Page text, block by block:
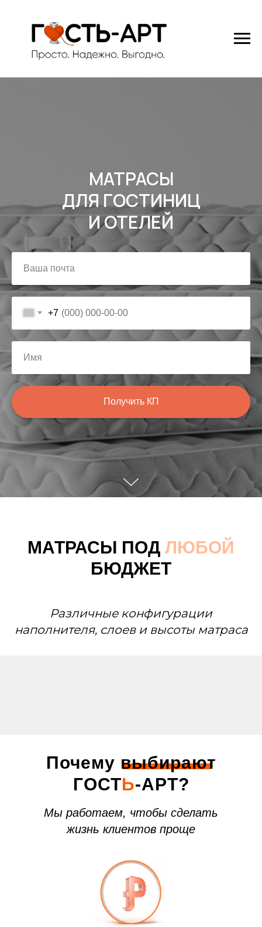
МАТРАСЫ
ДЛЯ ГОСТИНИЦ
И ОТЕЛЕЙ
Ваша почта
+7
Имя
Получить КП
МАТРАСЫ ПОД ЛЮБОЙ
БЮДЖЕТ
Различные конфигурации
наполнителя, слоев и высоты матраса
Почему выбирают
ГОСТЬ-АРТ?
Мы работаем, чтобы сделать
жизнь клиентов проще